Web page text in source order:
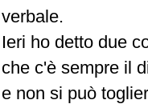
verbale.
Ieri ho detto due
che c'è sempre il
e non si può